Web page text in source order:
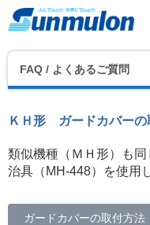
FAQ / よくあるご質問
ＫＨ形 ガードカバーの
類似機種（ＭＨ形）も
治具（MH-448）を使用
ガードカバーの取付方法